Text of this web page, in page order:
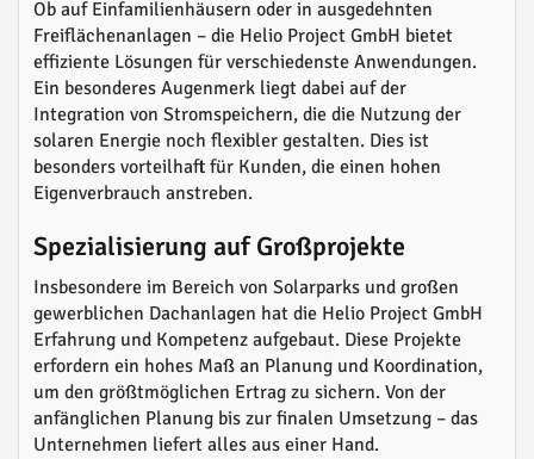
Ob auf Einfamilienhäusern oder in ausgedehnten
Freiflächenanlagen – die Helio Project GmbH bietet
effiziente Lösungen für verschiedenste Anwendungen.
Ein besonderes Augenmerk liegt dabei auf der
Integration von Stromspeichern, die die Nutzung der
solaren Energie noch flexibler gestalten. Dies ist
besonders vorteilhaft für Kunden, die einen hohen
Eigenverbrauch anstreben.
Spezialisierung auf Großprojekte
Insbesondere im Bereich von Solarparks und großen
gewerblichen Dachanlagen hat die Helio Project GmbH
Erfahrung und Kompetenz aufgebaut. Diese Projekte
erfordern ein hohes Maß an Planung und Koordination,
um den größtmöglichen Ertrag zu sichern. Von der
anfänglichen Planung bis zur finalen Umsetzung – das
Unternehmen liefert alles aus einer Hand.